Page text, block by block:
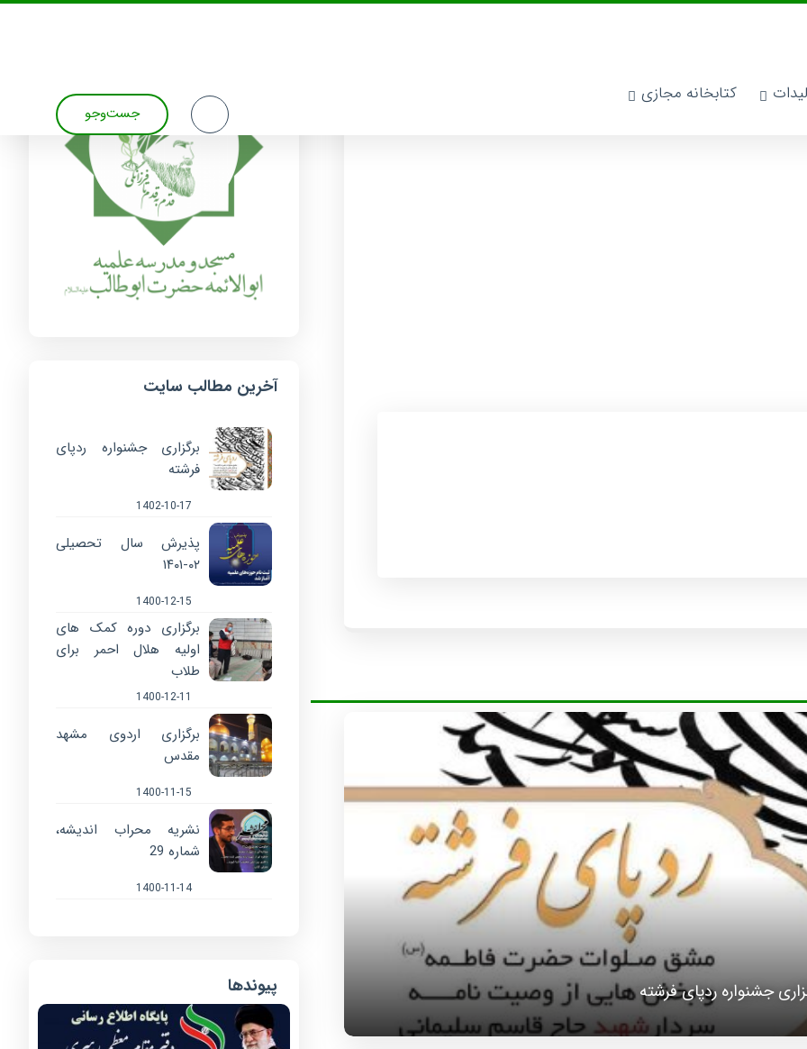
کتابخانه مجازی
جست‌وجو
جشنواره ردپای فرشته
آخرین مطالب سایت
برگزاری جشنواره ردپای
فرشته
1402-10-17
پذیرش سال تحصیلی
۰۲-۱۴۰۱
1400-12-15
برگزاری دوره کمک های
اولیه هلال احمر برای
طلاب
1400-12-11
برگزاری اردوی مشهد
مقدس
1400-11-15
نشریه محراب اندیشه،
شماره 29
1400-11-14
پیوندها